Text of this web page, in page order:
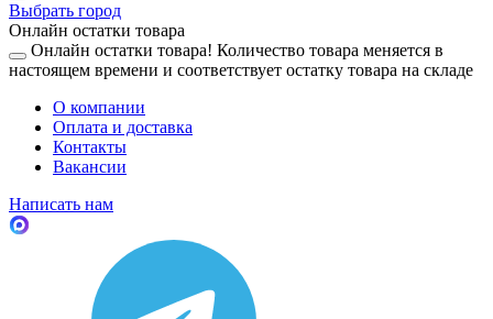
Выбрать город
Онлайн остатки товара
Онлайн остатки товара! Количество товара меняется в
настоящем времени и соответствует остатку товара на складе
О компании
Оплата и доставка
Контакты
Вакансии
Написать нам